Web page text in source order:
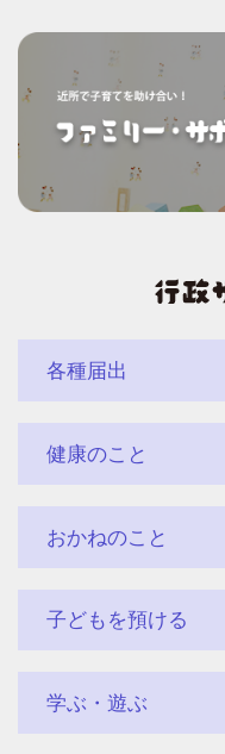
各種届出
健康のこと
おかねのこと
子どもを預ける
学ぶ・遊ぶ